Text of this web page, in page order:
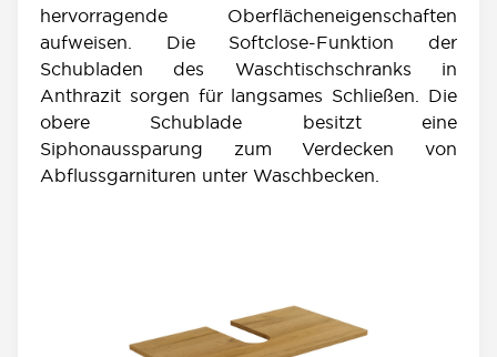
hervorragende Oberflächeneigenschaften
aufweisen. Die Softclose-Funktion der
Schubladen des Waschtischschranks in
Anthrazit sorgen für langsames Schließen. Die
obere Schublade besitzt eine
Siphonaussparung zum Verdecken von
Abflussgarnituren unter Waschbecken.